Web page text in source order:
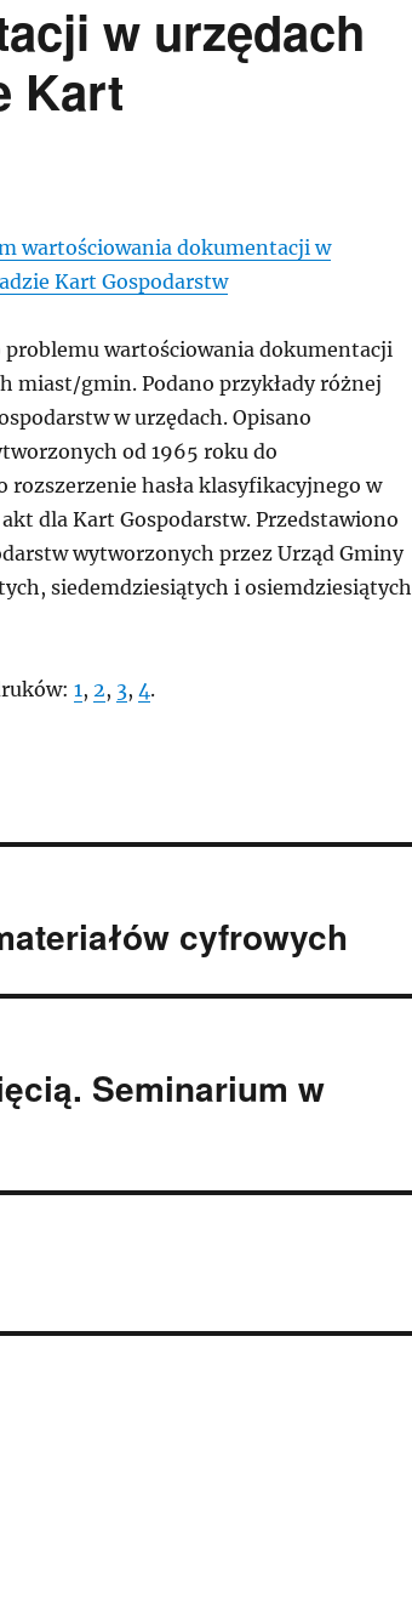
w urzędach
Kart
wartościowania dokumentacji w
Kart Gospodarstw
problemu wartościowania dokumentacji
miast/gmin. Podano przykłady różnej
w urzędach. Opisano
od 1965 roku do
rozszerzenie hasła klasyfikacyjnego w
dla Kart Gospodarstw. Przedstawiono
wytworzonych przez Urząd Gminy
siedemdziesiątych i osiemdziesiątych
1, 2, 3, 4.
cyfrowych
Seminarium w